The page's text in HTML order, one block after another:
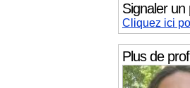
Signaler un
Cliquez ici
Plus de